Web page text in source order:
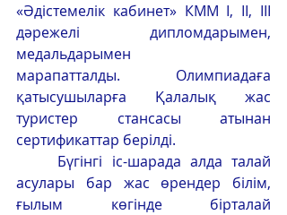
«Әдістемелік кабинет» КММ І, ІІ, ІІІ
дәрежелі дипломдарымен,
медальдарымен
марапатталды. Олимпиадаға
қатысушыларға Қалалық жас
туристер стансасы атынан
сертификаттар берілді.
асулары бар жас өрендер білім,
ғылым көгінде бірталай